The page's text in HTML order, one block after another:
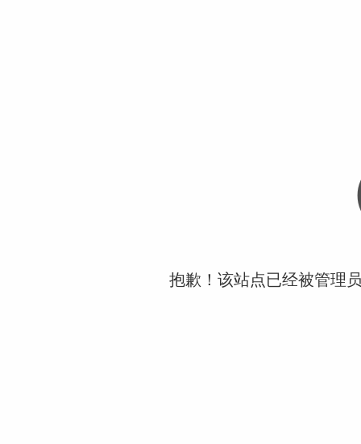
抱歉！该站点已经被管理